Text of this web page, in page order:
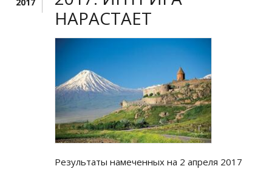
2017
НАРАСТАЕТ
Результаты намеченных на 2 апреля 2017